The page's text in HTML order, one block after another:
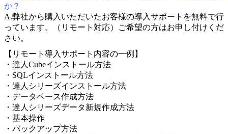
か？
A.弊社から購入いただいたお客様の導入サポートを無料で行
っています。（リモート対応）ご希望の方はお申し付けくだ
さい。
【リモート導入サポート内容の一例】
・達人Cubeインストール方法
・SQLインストール方法
・達人シリーズインストール方法
・データベース作成方法
・達人シリーズデータ新規作成方法
・基本操作
・バックアップ方法